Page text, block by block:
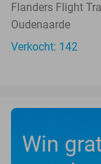
Flanders Flight
Oudenaarde
Verkocht: 142
Win